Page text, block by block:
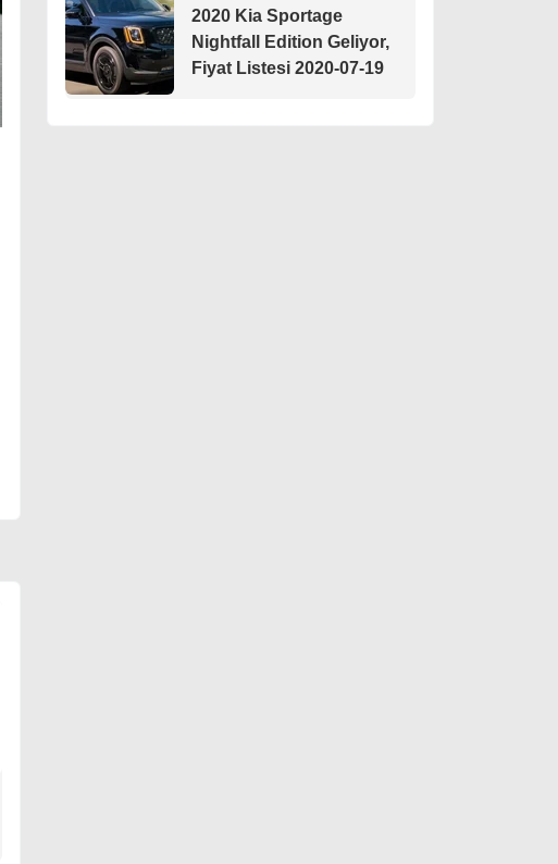
2020 Kia Sportage
Nightfall Edition Geliyor,
Fiyat Listesi 2020-07-19